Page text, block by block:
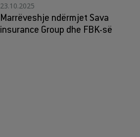
23.10.2025
Marrëveshje ndërmjet Sava
insurance Group dhe FBK-së